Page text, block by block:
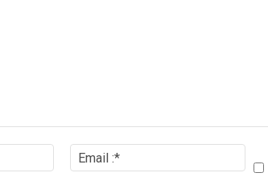
Pseudo
/
:*
: